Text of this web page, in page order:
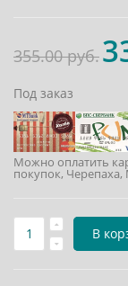
355.00 руб.
Под заказ
Можно оплатить
покупок,
В